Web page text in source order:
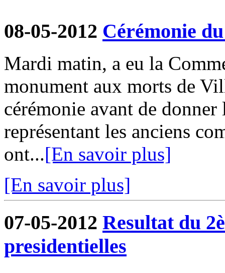
08-05-2012 Cérémonie
Mardi matin, a eu la
monument aux morts de
cérémonie avant de
représentant les anciens
ont...[En savoir plus]
[En savoir plus]
07-05-2012 Resultat du
presidentielles